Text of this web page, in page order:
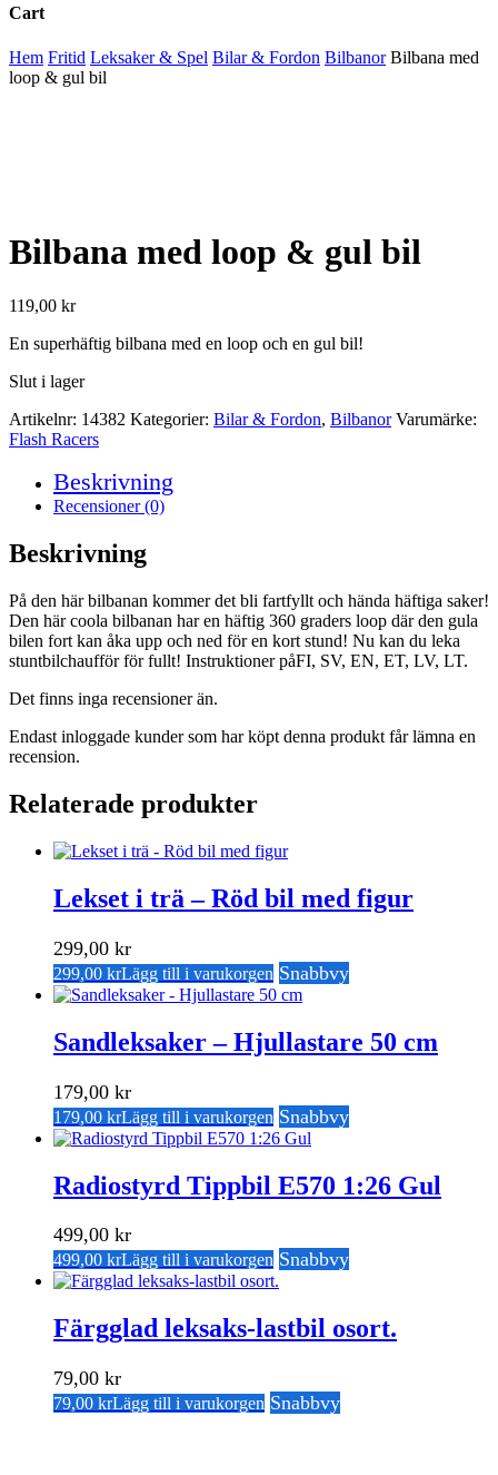
Cart
Close
Cart
Hem Fritid Leksaker & Spel Bilar & Fordon Bilbanor Bilbana med
loop & gul bil
Bilbana med loop & gul bil
119,00 kr
En superhäftig bilbana med en loop och en gul bil!
Slut i lager
Artikelnr: 14382 Kategorier: Bilar & Fordon, Bilbanor Varumärke:
Flash Racers
Beskrivning
Recensioner (0)
Beskrivning
På den här bilbanan kommer det bli fartfyllt och hända häftiga saker!
Den här coola bilbanan har en häftig 360 graders loop där den gula
bilen fort kan åka upp och ned för en kort stund! Nu kan du leka
stuntbilchaufför för fullt! Instruktioner påFI, SV, EN, ET, LV, LT.
Det finns inga recensioner än.
Endast inloggade kunder som har köpt denna produkt får lämna en
recension.
Relaterade produkter
Lekset i trä – Röd bil med figur
299,00 kr
299,00 krLägg till i varukorgen Snabbvy
Sandleksaker – Hjullastare 50 cm
179,00 kr
179,00 krLägg till i varukorgen Snabbvy
Radiostyrd Tippbil E570 1:26 Gul
499,00 kr
499,00 krLägg till i varukorgen Snabbvy
Färgglad leksaks-lastbil osort.
79,00 kr
79,00 krLägg till i varukorgen Snabbvy